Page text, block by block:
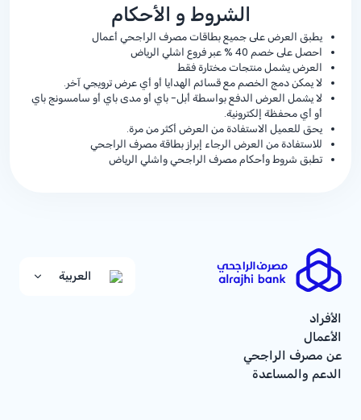
الشروط و الأحكام
يطبق العرض على جميع بطاقات مصرف الراجحي أعمال
احصل على خصم % 40 عبر فروع اشلي الرياض
العرض يشمل منتجات مختارة فقط
لا يمكن دمج الخصم مع قسائم الهدايا أو أي عرض ترويجي آخر.
لا يشمل العرض الدفع بواسطة أبل- باي أو مدى باي أو سامسونج باي
أو أي محفظة إلكترونية.
يحق للعميل الاستفادة من العرض أكثر من مرة.
للاستفادة من العرض الرجاء إبراز بطاقة مصرف الراجحي
تطبق شروط وأحكام مصرف الراجحي واشلي الرياض
العربية
الأفراد
الأعمال
عن مصرف الراجحي
الدعم والمساعدة